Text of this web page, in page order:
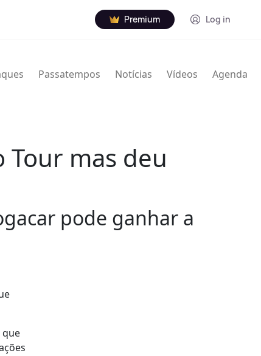
Premium Log in
Passatempos Notícias Vídeos Agenda
Tour mas deu
pode ganhar a
que